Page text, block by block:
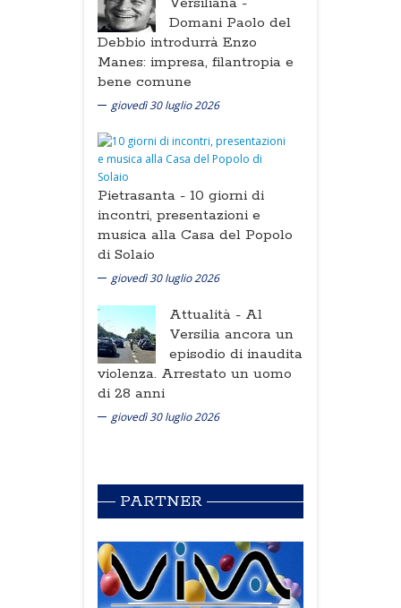
Domani Paolo del
Debbio introdurrà Enzo
Manes: impresa, filantropia e
bene comune
giovedì 30 luglio 2026
Pietrasanta - 10 giorni di
incontri, presentazioni e
musica alla Casa del Popolo
di Solaio
giovedì 30 luglio 2026
Attualità - Al
Versilia ancora un
episodio di inaudita
violenza. Arrestato un uomo
di 28 anni
giovedì 30 luglio 2026
PARTNER